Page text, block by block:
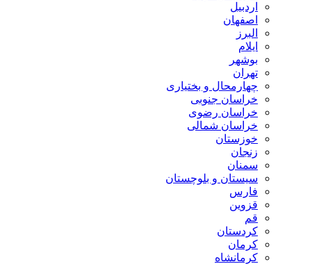
اردبیل
اصفهان
البرز
ایلام
بوشهر
تهران
چهارمحال و بختیاری
خراسان جنوبی
خراسان رضوی
خراسان شمالی
خوزستان
زنجان
سمنان
سیستان و بلوچستان
فارس
قزوین
قم
کردستان
کرمان
کرمانشاه